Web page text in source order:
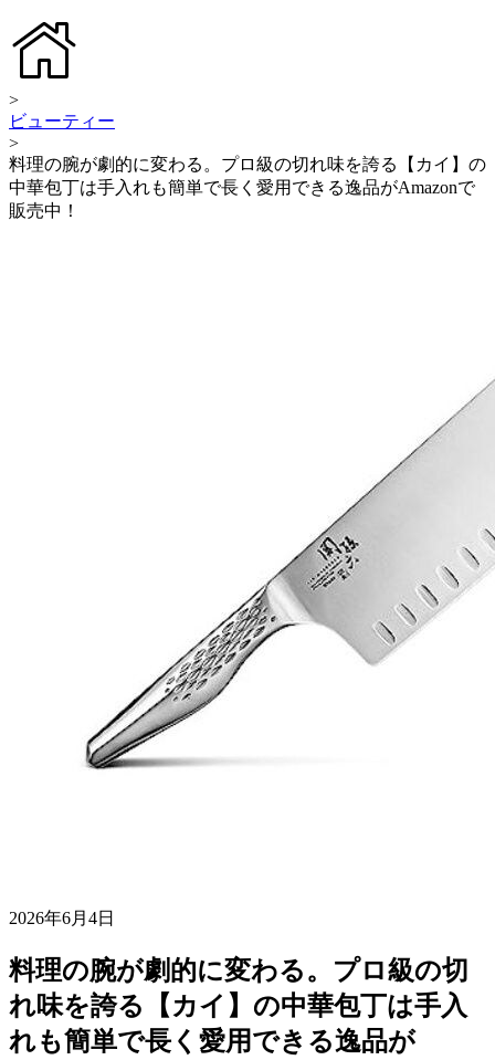
>
ビューティー
>
料理の腕が劇的に変わる。プロ級の切れ味を誇る【カイ】の
中華包丁は手入れも簡単で長く愛用できる逸品がAmazonで
販売中！
2026年6月4日
料理の腕が劇的に変わる。プロ級の切
れ味を誇る【カイ】の中華包丁は手入
れも簡単で長く愛用できる逸品が